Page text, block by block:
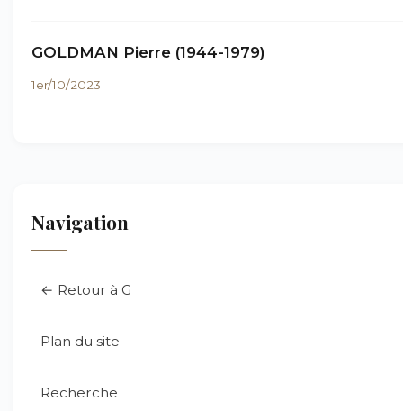
GOLDMAN Pierre (1944-1979)
1er/10/2023
Navigation
← Retour à G
Plan du site
Recherche